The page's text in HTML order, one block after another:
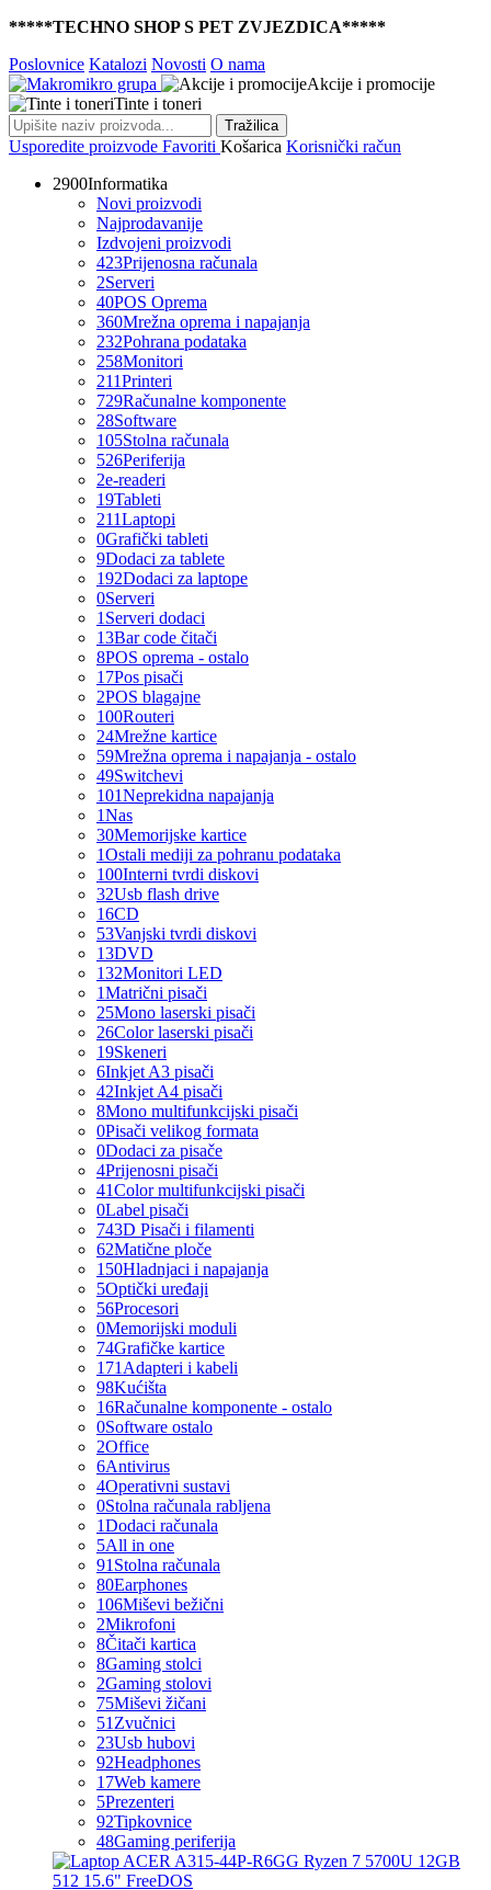
*****TECHNO SHOP S PET ZVJEZDICA*****
Poslovnice Katalozi Novosti O nama
Akcije i promocije
Tinte i toneri
Tražilica
Usporedite proizvode Favoriti Košarica Korisnički račun
2900Informatika
Novi proizvodi
Najprodavanije
Izdvojeni proizvodi
423Prijenosna računala
2Serveri
40POS Oprema
360Mrežna oprema i napajanja
232Pohrana podataka
258Monitori
211Printeri
729Računalne komponente
28Software
105Stolna računala
526Periferija
2e-readeri
19Tableti
211Laptopi
0Grafički tableti
9Dodaci za tablete
192Dodaci za laptope
0Serveri
1 Serveri dodaci
13Bar code čitači
8POS oprema - ostalo
17Pos pisači
2POS blagajne
100Routeri
24Mrežne kartice
59Mrežna oprema i napajanja - ostalo
49Switchevi
101Neprekidna napajanja
1Nas
30Memorijske kartice
1Ostali mediji za pohranu podataka
100Interni tvrdi diskovi
32Usb flash drive
16CD
53Vanjski tvrdi diskovi
13DVD
132Monitori LED
1Matrični pisači
25Mono laserski pisači
26Color laserski pisači
19Skeneri
6Inkjet A3 pisači
42Inkjet A4 pisači
8Mono multifunkcijski pisači
0Pisači velikog formata
0Dodaci za pisače
4Prijenosni pisači
41Color multifunkcijski pisači
0Label pisači
743D Pisači i filamenti
62Matične ploče
150Hladnjaci i napajanja
5Optički uređaji
56Procesori
0Memorijski moduli
74Grafičke kartice
171 Adapteri i kabeli
98Kućišta
16Računalne komponente - ostalo
0Software ostalo
2Office
6Antivirus
4Operativni sustavi
0Stolna računala rabljena
1Dodaci računala
5All in one
91 Stolna računala
80Earphones
106Miševi bežični
2Mikrofoni
8Čitači kartica
8Gaming stolci
2Gaming stolovi
75Miševi žičani
51 Zvučnici
23Usb hubovi
92Headphones
17Web kamere
5Prezenteri
92Tipkovnice
48Gaming periferija